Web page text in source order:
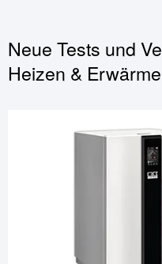
Neue Tests und
Heizen &